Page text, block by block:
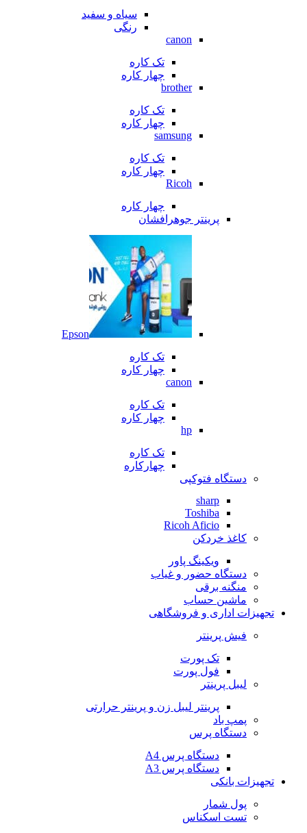
سیاه و سفید
رنگی
canon
تک کاره
چهار کاره
brother
تک کاره
چهار کاره
samsung
تک کاره
چهار کاره
Ricoh
چهار کاره
پرینتر جوهرافشان
Epson
تک کاره
چهار کاره
canon
تک کاره
چهار کاره
hp
تک کاره
چهارکاره
دستگاه فتوکپی
sharp
Toshiba
Ricoh Aficio
کاغذ خردکن
ویکینگ پاور
دستگاه حضور و غیاب
منگنه برقی
ماشین حساب
تجهیزات اداری و فروشگاهی
فیش پرینتر
تک پورت
فول پورت
لیبل پرینتر
پرینتر لیبل زن و پرینتر حرارتی
پمپ باد
دستگاه پرس
دستگاه پرس A4
دستگاه پرس A3
تجهیزات بانکی
پول شمار
تست اسکناس